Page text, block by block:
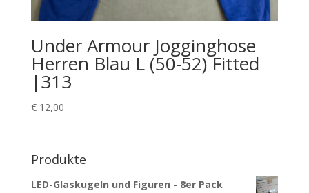
Under Armour Jogginghose
Herren Blau L (50-52) Fitted
|313
€12,00
Produkte
LED-Glaskugeln und Figuren - 8er Pack